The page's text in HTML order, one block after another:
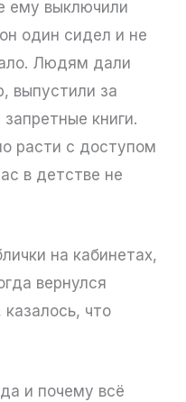
ему выключили
один сидел и не
Людям дали
выпустили за
книги.
расти с доступом
в детстве не
на кабинетах,
вернулся
казалось, что
и почему всё